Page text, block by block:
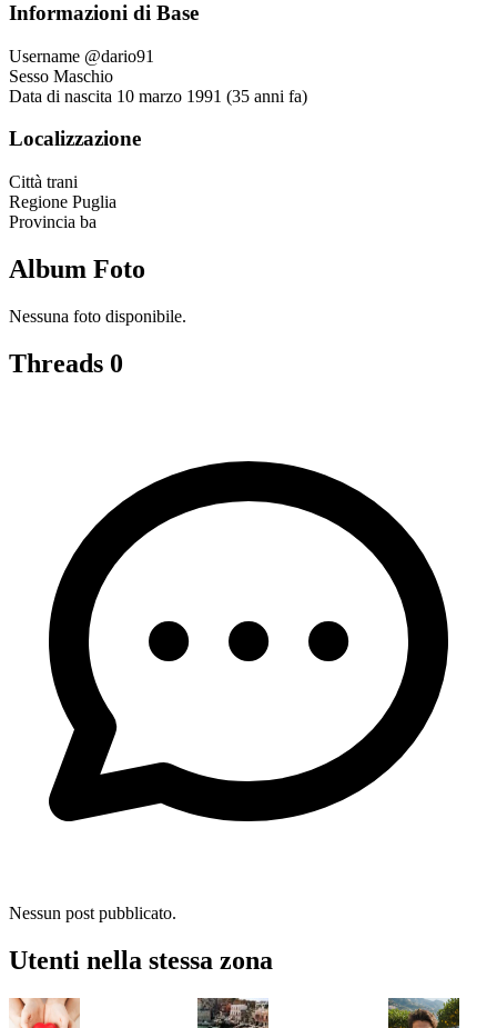
Informazioni di Base
Username @dario91
Sesso Maschio
Data di nascita 10 marzo 1991 (35 anni fa)
Localizzazione
Città trani
Regione Puglia
Provincia ba
Album Foto
Nessuna foto disponibile.
Threads 0
Nessun post pubblicato.
Utenti nella stessa zona